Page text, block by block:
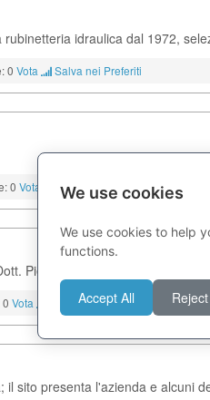
idraulica dal 1972,
0 Vota Salva nei Preferiti
0 Vota Salva nei Preferiti
Pietro Botto, 7 - 13017
Vota Salva nei Preferiti
sito presenta l'azienda e alcuni
We use cookies
We use cookies to help
functions.
Accept All